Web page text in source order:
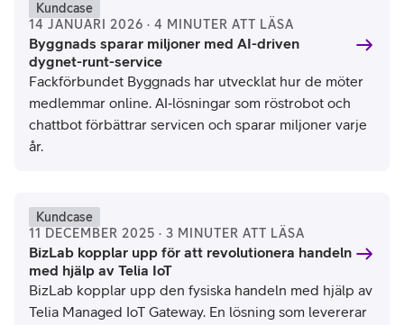
Kundcase
14 JANUARI 2026 · 4 MINUTER ATT LÄSA
Byggnads sparar miljoner med AI-driven
dygnet-runt-service
Fackförbundet Byggnads har utvecklat hur de möter
medlemmar online. AI‑lösningar som röstrobot och
chattbot förbättrar servicen och sparar miljoner varje
år.
Kundcase
11 DECEMBER 2025 · 3 MINUTER ATT LÄSA
BizLab kopplar upp för att revolutionera handeln
med hjälp av Telia IoT
BizLab kopplar upp den fysiska handeln med hjälp av
Telia Managed IoT Gateway. En lösning som levererar